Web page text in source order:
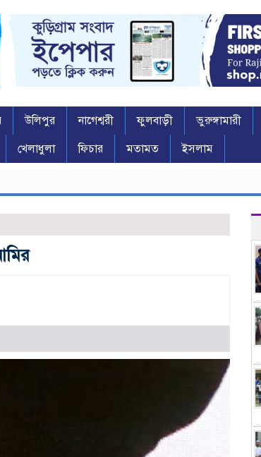
উলিপুর নাগেশ্বরী ফুলবাড়ী ভুরুঙ্গামারী
খেলাধুলা ফিচার মতামত ইসলাম